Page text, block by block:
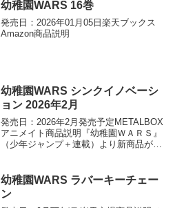
幼稚園WARS 16巻
発売日：2026年01月05日楽天ブックス
Amazon商品説明
幼稚園WARS シンクイノベーシ
ョン 2026年2月
発売日：2026年2月発売予定METALBOX
アニメイト商品説明『幼稚園ＷＡＲＳ』
（少年ジャンプ＋連載）より新商品が発
必見のアイテムが目白押し
幼稚園WARS ラバーキーチェー
ン